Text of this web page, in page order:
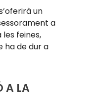
un
a
les feines,
ha de dur a
A LA